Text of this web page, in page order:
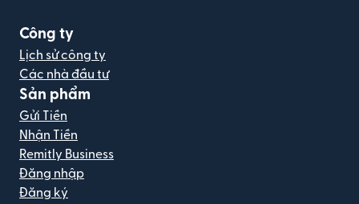
Công ty
Lịch sử công ty
Các nhà đầu tư
Sản phẩm
Gửi Tiền
Nhận Tiền
Remitly Business
Đăng nhập
Đăng ký